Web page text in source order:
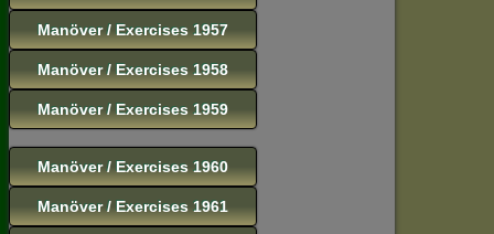
Manöver / Exercises 1957
Manöver / Exercises 1958
Manöver / Exercises 1959
Manöver / Exercises 1960
Manöver / Exercises 1961